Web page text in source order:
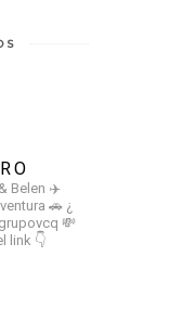
Belen ✈️
🚗 ¿
💸
link 👇